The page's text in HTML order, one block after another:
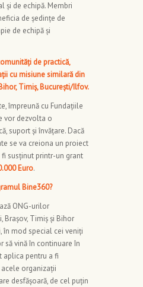
și de echipă. Membri
de ședințe de
de echipă și
de practică,
cu misiune similară din
Timiș, București/Ilfov.
împreună cu Fundațiile
vor dezvolta o
suport și învățare. Dacă
se va creiona un proiect
susținut printr-un grant
Euro.
Bine360?
ONG-urilor
Brașov, Timiș și Bihor
în mod special cei veniți
să vină în continuare în
aplica pentru a fi
organizații
desfășoară, de cel puțin